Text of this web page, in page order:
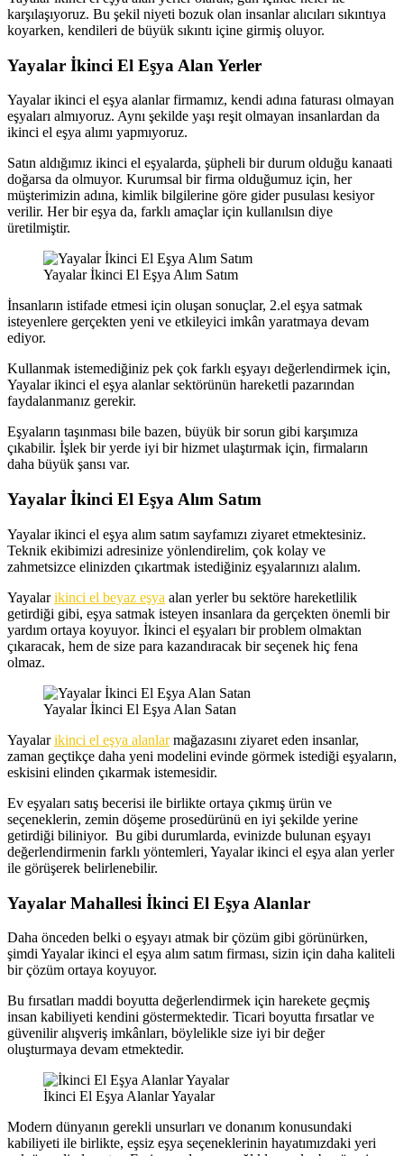
karşılaşıyoruz. Bu şekil niyeti bozuk olan insanlar alıcıları sıkıntıya
koyarken, kendileri de büyük sıkıntı içine girmiş oluyor.
Yayalar İkinci El Eşya Alan Yerler
Yayalar ikinci el eşya alanlar firmamız, kendi adına faturası olmayan
eşyaları almıyoruz. Aynı şekilde yaşı reşit olmayan insanlardan da
ikinci el eşya alımı yapmıyoruz.
Satın aldığımız ikinci el eşyalarda, şüpheli bir durum olduğu kanaati
doğarsa da olmuyor. Kurumsal bir firma olduğumuz için, her
müşterimizin adına, kimlik bilgilerine göre gider pusulası kesiyor
verilir. Her bir eşya da, farklı amaçlar için kullanılsın diye
üretilmiştir.
Yayalar İkinci El Eşya Alım Satım
İnsanların istifade etmesi için oluşan sonuçlar, 2.el eşya satmak
isteyenlere gerçekten yeni ve etkileyici imkân yaratmaya devam
ediyor.
Kullanmak istemediğiniz pek çok farklı eşyayı değerlendirmek için,
Yayalar ikinci el eşya alanlar sektörünün hareketli pazarından
faydalanmanız gerekir.
Eşyaların taşınması bile bazen, büyük bir sorun gibi karşımıza
çıkabilir. İşlek bir yerde iyi bir hizmet ulaştırmak için, firmaların
daha büyük şansı var.
Yayalar İkinci El Eşya Alım Satım
Yayalar ikinci el eşya alım satım sayfamızı ziyaret etmektesiniz.
Teknik ekibimizi adresinize yönlendirelim, çok kolay ve
zahmetsizce elinizden çıkartmak istediğiniz eşyalarınızı alalım.
Yayalarikinci el beyaz eşya alan yerler bu sektöre hareketlilik
getirdiği gibi, eşya satmak isteyen insanlara da gerçekten önemli bir
yardım ortaya koyuyor. İkinci el eşyaları bir problem olmaktan
çıkaracak, hem de size para kazandıracak bir seçenek hiç fena
olmaz.
Yayalar İkinci El Eşya Alan Satan
Yayalarikinci el eşya alanlarmağazasını ziyaret eden insanlar,
zaman geçtikçe daha yeni modelini evinde görmek istediği eşyaların,
eskisini elinden çıkarmak istemesidir.
Ev eşyaları satış becerisi ile birlikte ortaya çıkmış ürün ve
seçeneklerin, zemin döşeme prosedürünü en iyi şekilde yerine
getirdiği biliniyor. Bu gibi durumlarda, evinizde bulunan eşyayı
değerlendirmenin farklı yöntemleri, Yayalar ikinci el eşya alan yerler
ile görüşerek belirlenebilir.
Yayalar Mahallesi İkinci El Eşya Alanlar
Daha önceden belki o eşyayı atmak bir çözüm gibi görünürken,
şimdi Yayalar ikinci el eşya alım satım firması, sizin için daha kaliteli
bir çözüm ortaya koyuyor.
Bu fırsatları maddi boyutta değerlendirmek için harekete geçmiş
insan kabiliyeti kendini göstermektedir. Ticari boyutta fırsatlar ve
güvenilir alışveriş imkânları, böylelikle size iyi bir değer
oluşturmaya devam etmektedir.
İkinci El Eşya Alanlar Yayalar
Modern dünyanın gerekli unsurları ve donanım konusundaki
kabiliyeti ile birlikte, eşsiz eşya seçeneklerinin hayatımızdaki yeri